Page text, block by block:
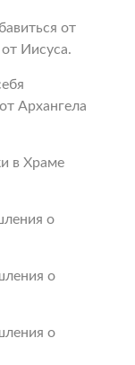
от
Иисуса.
Архангела
в Храме
о
о
о